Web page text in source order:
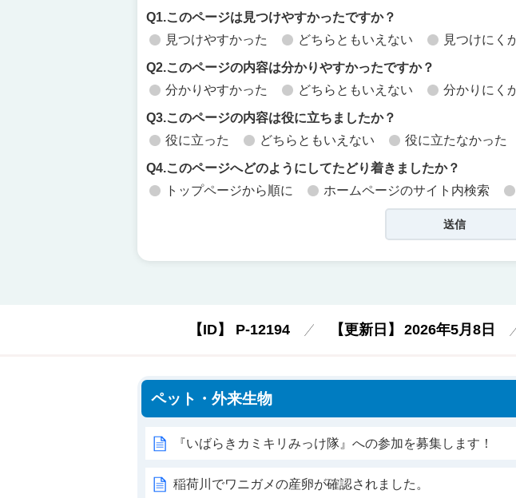
Q1.このページは見つけやすかったですか？
見つけやすかった
どちらともいえない 見つけにく
Q2.このページの内容は分かりやすかったですか？
分かりやすかった
どちらともいえない 分かりにく
Q3.このページの内容は役に立ちましたか？
役に立った
どちらともいえない 役に立たなかった
Q4.このページへどのようにしてたどり着きましたか？
トップページから順に
ホームページのサイト内検索
【ID】 P-12194 【更新日】 2026年5月8日
ペット・外来生物
『いばらきカミキリみっけ隊』への参加を募集します！
稲荷川でワニガメの産卵が確認されました。